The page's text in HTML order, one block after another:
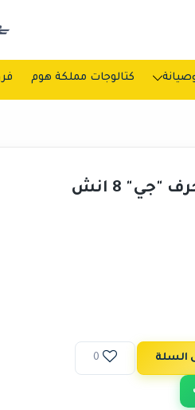
كتالوجات مملكة هوم
8 انش
السلة 0